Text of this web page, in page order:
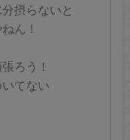
摂らないと
ん！
ろう！
てない